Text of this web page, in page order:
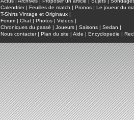
Calendrier| Feuilles de match | Pronos | Le joueur du
T-Shirts Vintage et Originaux |
Forum | Chat | Photos | Videos |
Chroniques du passé | Joueurs | Saisons | Sedan |
Nous contacter| Plan du site | Aide | Encyclopedie |